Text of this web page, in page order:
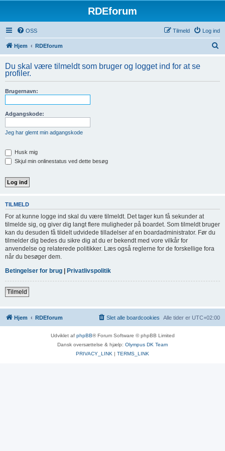
RDEforum
OSS Log ind
Tilmeld
Hjem RDEforum
Du skal være tilmeldt som bruger og logget ind for at se
profiler.
Brugernavn:
Adgangskode:
Jeg har glemt min adgangskode
Husk mig
Skjul min onlinestatus ved dette besøg
TILMELD
For at kunne logge ind skal du være tilmeldt. Det tager kun få sekunder at
tilmelde sig, og giver dig langt flere muligheder på boardet. Som tilmeldt bruger
kan du desuden få tildelt udvidede tilladelser af en boardadministrator. Før du
tilmelder dig bedes du sikre dig at du er bekendt med vore vilkår for
anvendelse og relaterede politikker. Læs også reglerne for de forskellige fora
når du besøger dem.
Betingelser for brug | Privatlivspolitik
Tilmeld
Hjem RDEforum Alle tider er UTC+02:00
Slet alle boardcookies
Udviklet af phpBB® Forum Software © phpBB Limited
Dansk oversættelse & hjælp: Olympus DK Team
PRIVACY_LINK | TERMS_LINK